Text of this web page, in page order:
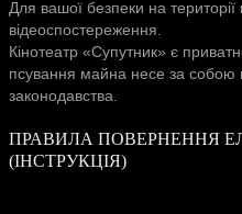
Для вашої безпеки на території
відеоспостереження.
Кінотеатр «Супутник» є
псування майна несе за собою
законодавства.
ПРАВИЛА ПОВЕРНЕННЯ
(ІНСТРУКЦІЯ)